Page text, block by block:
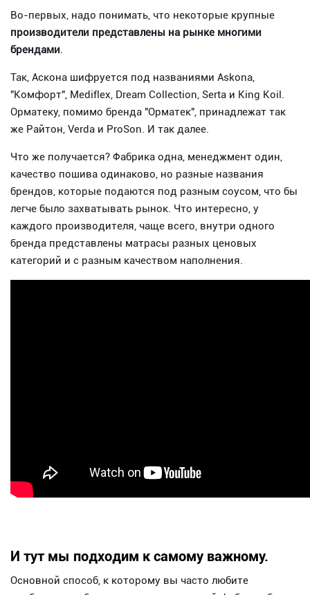
Во-первых, надо понимать, что некоторые крупные
производители представлены на рынке многими
брендами.
Так, Аскона шифруется под названиями Askona,
"Комфорт", Mediflex, Dream Collection, Serta и King Koil.
Орматеку, помимо бренда "Орматек", принадлежат так
же Райтон, Verda и ProSon. И так далее.
Что же получается? Фабрика одна, менеджмент один,
качество пошива одинаково, но разные названия
брендов, которые подаются под разным соусом, что бы
легче было захватывать рынок. Что интересно, у
каждого производителя, чаще всего, внутри одного
бренда представлены матрасы разных ценовых
категорий и с разным качеством наполнения.
И тут мы подходим к самому важному.
Основной способ, к которому вы часто любите